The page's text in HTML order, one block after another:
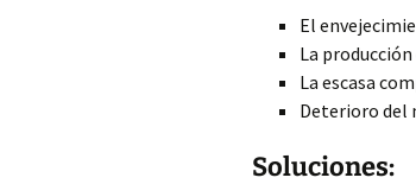
El
La
La escasa
Deterioro del
Soluciones: